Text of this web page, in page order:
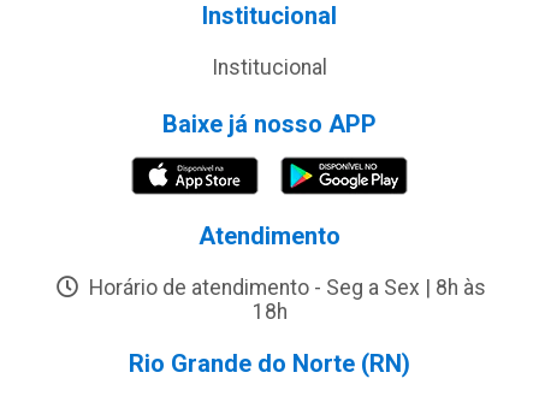
Institucional
Institucional
Baixe já nosso APP
Atendimento
Horário de atendimento - Seg a Sex | 8h às
18h
Rio Grande do Norte (RN)